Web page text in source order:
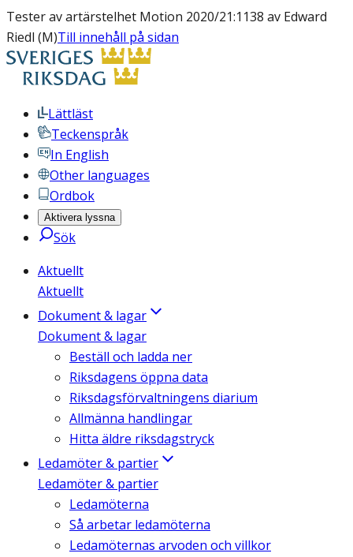
Tester av artärstelhet Motion 2020/21:1138 av Edward
Riedl (M)Till innehåll på sidan
Lättläst
Teckenspråk
In English
Other languages
Ordbok
Aktivera lyssna
Sök
Aktuellt
Aktuellt
Dokument & lagar
Dokument & lagar
Beställ och ladda ner
Riksdagens öppna data
Riksdagsförvaltningens diarium
Allmänna handlingar
Hitta äldre riksdagstryck
Ledamöter & partier
Ledamöter & partier
Ledamöterna
Så arbetar ledamöterna
Ledamöternas arvoden och villkor